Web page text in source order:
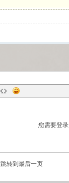
您需要登
转到最后一页